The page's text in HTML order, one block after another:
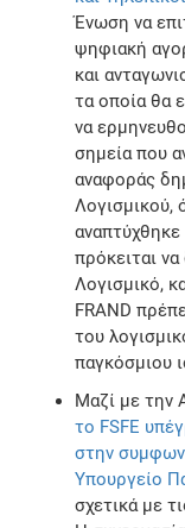
Ένωση να
ψηφιακή
και
τα οποία θα
να
σημεία που
αναφοράς
Λογισμικού,
πρόκειται
Λογισμικό,
FRAND
του
παγκόσμιου
Μαζί με την
το FSFE
στην
Υπουργείο
σχετικά με